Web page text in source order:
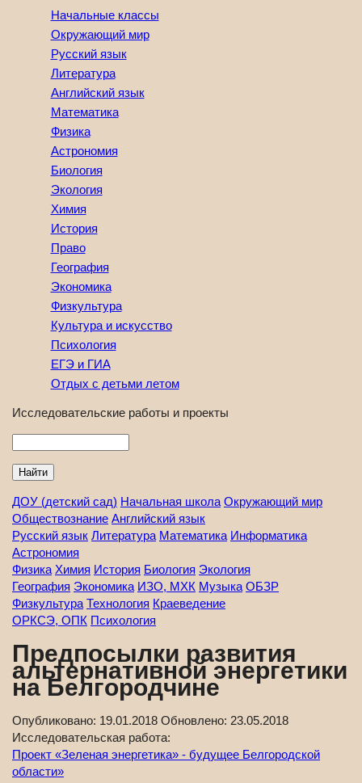
Начальные классы
Окружающий мир
Русский язык
Литература
Английский язык
Математика
Физика
Астрономия
Биология
Экология
Химия
История
Право
География
Экономика
Физкультура
Культура и искусство
Психология
ЕГЭ и ГИА
Отдых с детьми летом
Исследовательские работы и проекты
ДОУ (детский сад) Начальная школа Окружающий мир
Обществознание Английский язык
Русский язык Литература Математика Информатика
Астрономия
Физика Химия История Биология Экология
География Экономика ИЗО, МХК Музыка ОБЗР
Физкультура Технология Краеведение
ОРКСЭ, ОПК Психология
Предпосылки развития
альтернативной энергетики
на Белгородчине
Опубликовано: 19.01.2018 Обновлено: 23.05.2018
Исследовательская работа:
Проект «Зеленая энергетика» - будущее Белгородской
области»